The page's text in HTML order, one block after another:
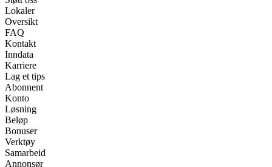
Lokaler
Oversikt
FAQ
Kontakt
Inndata
Karriere
Lag et tips
Abonnent
Konto
Løsning
Beløp
Bonuser
Verktøy
Samarbeid
Annonsør